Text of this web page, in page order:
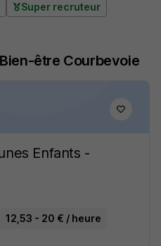
Super recruteur
Bien-être Courbevoie
Enfants -
12,53 - 20 € / heure